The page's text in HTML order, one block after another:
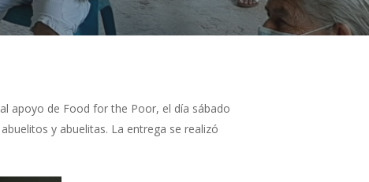
apoyo de Food for the Poor, el día sábado
y abuelitas. La entrega se realizó